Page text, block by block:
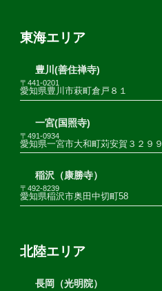
東海エリア
豊川(善住禅寺)
〒441-0201
愛知県豊川市萩町倉戸８１
一宮(国照寺)
〒491-0934
愛知県一宮市大和町苅安賀３２９９
稲沢（康勝寺）
〒492-8239
愛知県稲沢市奥田中切町58
北陸エリア
長岡（光明院）